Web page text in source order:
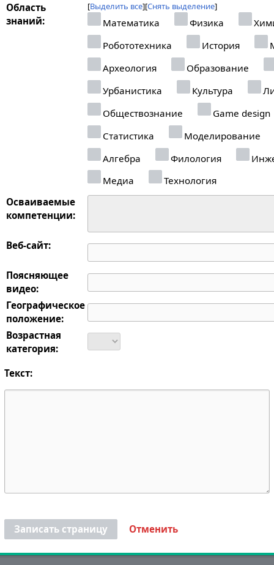
Область
знаний:
Выделить все Снять выделение
Математика Физика
Робототехника
История
Археология
Образование
Урбанистика
Культура
Обществознание
Game design
Статистика
Моделирование
Алгебра
Филология
Медиа
Технология
Осваиваемые
компетенции:
Веб-сайт:
Поясняющее
видео:
Географическое
положение:
Возрастная
категория:
Текст:
Записать страницу Отменить